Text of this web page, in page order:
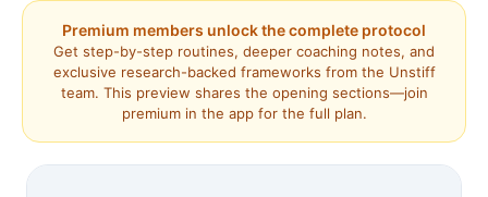
Premium members unlock the complete protocol
Get step-by-step routines, deeper coaching notes, and
exclusive research-backed frameworks from the Unstiff
team. This preview shares the opening sections—join
premium in the app for the full plan.